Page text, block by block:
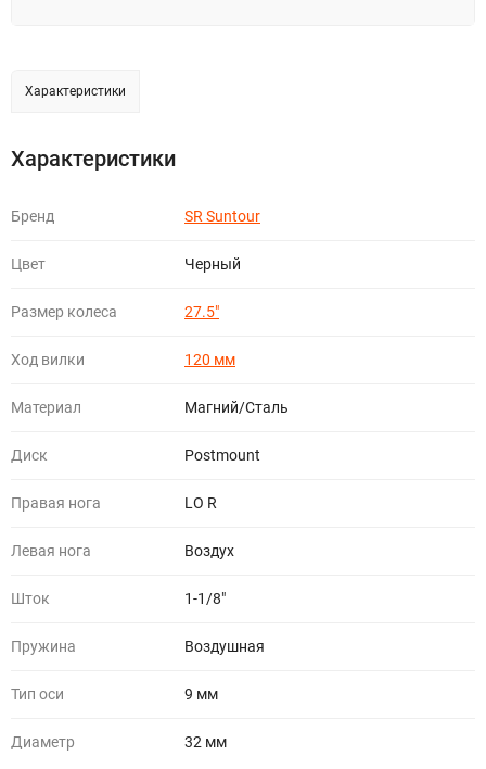
Характеристики
Характеристики
Бренд SR Suntour
Цвет Черный
Размер колеса 27.5"
Ход вилки 120 мм
Материал Магний/Сталь
Диск Postmount
Правая нога LO R
Левая нога Воздух
Шток 1-1/8"
Пружина Воздушная
Тип оси 9 мм
Диаметр 32 мм